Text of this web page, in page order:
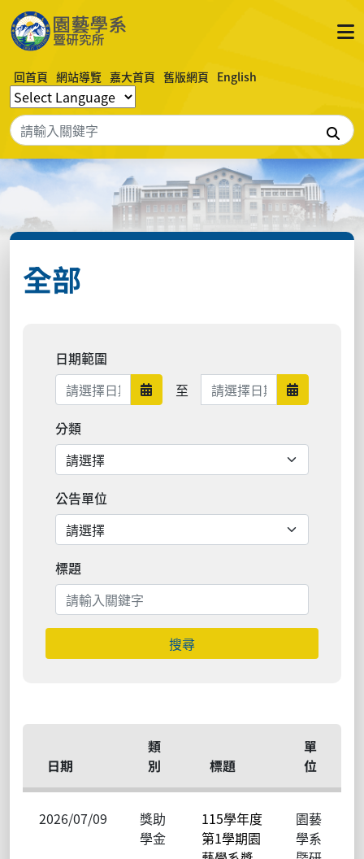
回首頁 網站導覽 嘉大首頁 舊版網頁 English
搜尋
全部
日期範圍
日期範圍開始
至 日期範圍結束 日期範圍
分類
公告單位
標題
搜尋
日期
類
別
標題
單
位
2026/07/09
獎助
學金
115學年度
第1學期園
園藝
學系